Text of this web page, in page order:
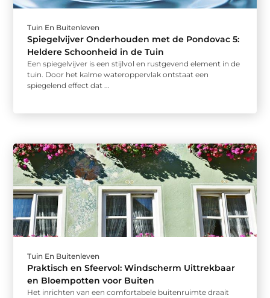
Tuin En Buitenleven
Spiegelvijver Onderhouden met de Pondovac 5:
Heldere Schoonheid in de Tuin
Een spiegelvijver is een stijlvol en rustgevend element in de
tuin. Door het kalme wateroppervlak ontstaat een
spiegelend effect dat ...
Tuin En Buitenleven
Praktisch en Sfeervol: Windscherm Uittrekbaar
en Bloempotten voor Buiten
Het inrichten van een comfortabele buitenruimte draait